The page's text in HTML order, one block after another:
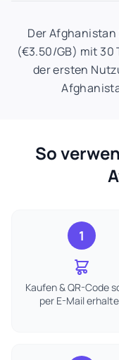
Der Afghanistan
(€3.50/GB) mit 30
der ersten
So
1
Kaufen & QR-Code
per E-Mail